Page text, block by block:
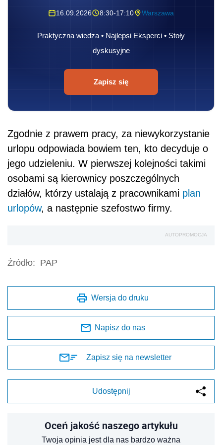
16.09.2026 8:30-17:10 Warszawa
Praktyczna wiedza • Najlepsi Eksperci • Stoły
dyskusyjne
Zapisz się
Zgodnie z prawem pracy, za niewykorzystanie
urlopu odpowiada bowiem ten, kto decyduje o
jego udzieleniu. W pierwszej kolejności takimi
osobami są kierownicy poszczególnych
działów, którzy ustalają z pracownikami plan
urlopów, a następnie szefostwo firmy.
AUTOPROMOCJA
Źródło: PAP
Wersja do druku
Napisz do nas
Zapisz się na newsletter
Udostępnij
Oceń jakość naszego artykułu
Twoja opinia jest dla nas bardzo ważna